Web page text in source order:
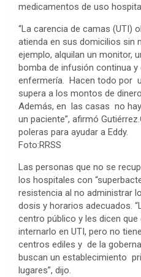
medicamentos de uso
“La carencia de camas
atienda en sus domicilios sin
ejemplo, alquilan un monitor,
bomba de infusión continua
enfermería. Hacen todo por
supera a los montos de
Además, en las casas no
un paciente”, afirmó
poleras para ayudar a Eddy.
Foto:RRSS
Las personas que no se
los hospitales con
resistencia al no administrar
dosis y horarios adecuados.
centro público y les dicen que
internarlo en UTI, pero no
centros ediles y de la
buscan un establecimiento
lugares”, dijo.